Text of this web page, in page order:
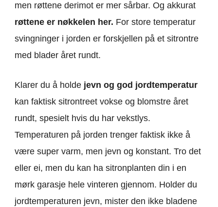
men røttene derimot er mer sårbar. Og akkurat
røttene er nøkkelen her. For store temperatur
svingninger i jorden er forskjellen på et sitrontre
med blader året rundt.
Klarer du å holde jevn og god jordtemperatur
kan faktisk sitrontreet vokse og blomstre året
rundt, spesielt hvis du har vekstlys.
Temperaturen på jorden trenger faktisk ikke å
være super varm, men jevn og konstant. Tro det
eller ei, men du kan ha sitronplanten din i en
mørk garasje hele vinteren gjennom. Holder du
jordtemperaturen jevn, mister den ikke bladene